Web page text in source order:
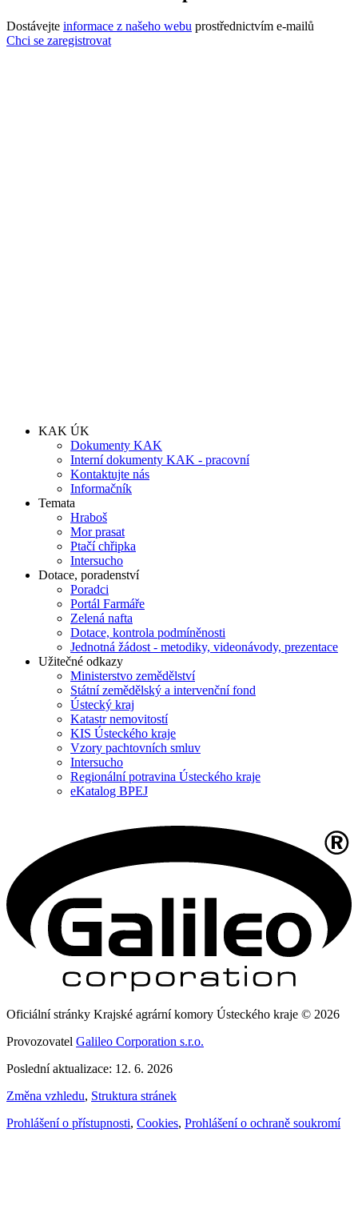
Dostávejte informace z našeho webu prostřednictvím e-mailů
Chci se zaregistrovat
KAK ÚK
Dokumenty KAK
Interní dokumenty KAK - pracovní
Kontaktujte nás
Informačník
Temata
Hraboš
Mor prasat
Ptačí chřipka
Intersucho
Dotace, poradenství
Poradci
Portál Farmáře
Zelená nafta
Dotace, kontrola podmíněnosti
Jednotná žádost - metodiky, videonávody, prezentace
Užitečné odkazy
Ministerstvo zemědělství
Státní zemědělský a intervenční fond
Ústecký kraj
Katastr nemovitostí
KIS Ústeckého kraje
Vzory pachtovních smluv
Intersucho
Regionální potravina Ústeckého kraje
eKatalog BPEJ
Oficiální stránky Krajské agrární komory Ústeckého kraje © 2026
Provozovatel Galileo Corporation s.r.o.
Poslední aktualizace: 12. 6. 2026
Změna vzhledu, Struktura stránek
Prohlášení o přístupnosti, Cookies, Prohlášení o ochraně soukromí